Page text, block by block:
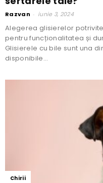
Razvan - iunie 3, 2024
Alegerea glisierelor
pentru funcționalitatea și
Glisierele cu bile sunt una
disponibile...
Chirii